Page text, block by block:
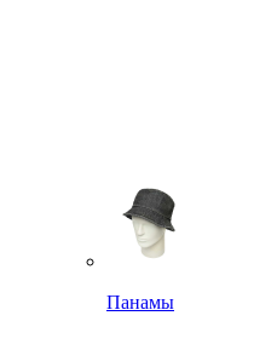
Панамы